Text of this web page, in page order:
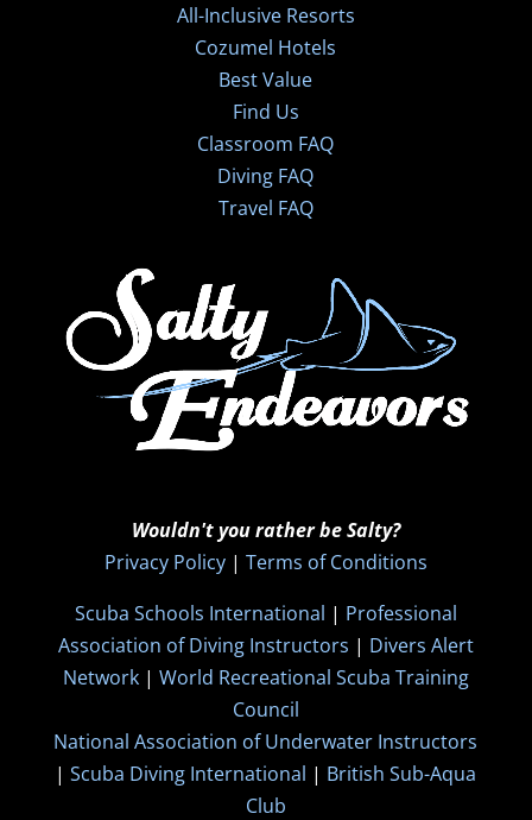
All-Inclusive Resorts
Cozumel Hotels
Best Value
Find Us
Classroom FAQ
Diving FAQ
Travel FAQ
Wouldn't you rather be Salty?
Privacy Policy | Terms of Conditions
Scuba Schools International | Professional
Association of Diving Instructors | Divers Alert
Network | World Recreational Scuba Training
Council
National Association of Underwater Instructors
| Scuba Diving International | British Sub-Aqua
Club